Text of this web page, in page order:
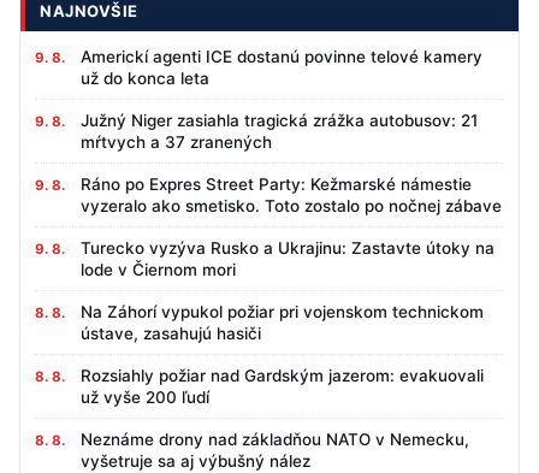
NAJNOVŠIE
9. 8.
Americkí agenti ICE dostanú povinne telové kamery
už do konca leta
9. 8.
Južný Niger zasiahla tragická zrážka autobusov: 21
mŕtvych a 37 zranených
9. 8.
Ráno po Expres Street Party: Kežmarské námestie
vyzeralo ako smetisko. Toto zostalo po nočnej zábave
9. 8.
Turecko vyzýva Rusko a Ukrajinu: Zastavte útoky na
lode v Čiernom mori
8. 8.
Na Záhorí vypukol požiar pri vojenskom technickom
ústave, zasahujú hasiči
8. 8.
Rozsiahly požiar nad Gardským jazerom: evakuovali
už vyše 200 ľudí
8. 8.
Neznáme drony nad základňou NATO v Nemecku,
vyšetruje sa aj výbušný nález